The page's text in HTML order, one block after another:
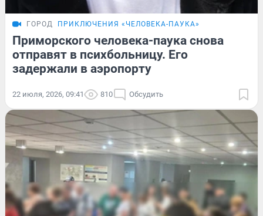
ГОРОД ПРИКЛЮЧЕНИЯ «ЧЕЛОВЕКА-ПАУКА»
Приморского человека-паука снова
отправят в психбольницу. Его
задержали в аэропорту
22 июля, 2026, 09:41 810 Обсудить